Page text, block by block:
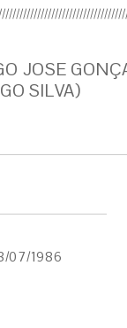
JOSE
SILVA)
07/1986